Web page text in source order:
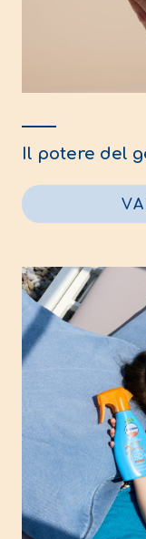
Il potere del